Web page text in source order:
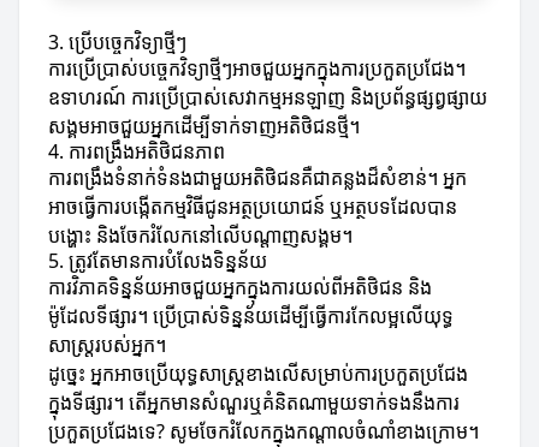
3. ប្រើបច្ចេកវិទ្យាថ្មីៗ
ការប្រើប្រាស់បច្ចេកវិទ្យាថ្មីៗអាចជួយអ្នកក្នុងការប្រកួតប្រជែង។
ឧទាហរណ៍ ការប្រើប្រាស់សេវាកម្មអនឡាញ និងប្រព័ន្ធផ្សព្វផ្សាយ
សង្គមអាចជួយអ្នកដើម្បីទាក់ទាញអតិថិជនថ្មី។
4. ការពង្រឹងអតិថិជនភាព
ការពង្រឹងទំនាក់ទំនងជាមួយអតិថិជនគឺជាគន្លងដ៏សំខាន់។ អ្នក
អាចធ្វើការបង្កើតកម្មវិធីជូនអត្ថប្រយោជន៍ ឬអត្ថបទដែលបាន
បង្ហោះ និងចែករំលែកនៅលើបណ្តាញសង្គម។
5. ត្រូវតែមានការបំលែងទិន្នន័យ
ការវិភាគទិន្នន័យអាចជួយអ្នកក្នុងការយល់ពីអតិថិជន និង
ម៉ូដែលទីផ្សារ។ ប្រើប្រាស់ទិន្នន័យដើម្បីធ្វើការកែលម្អលើយុទ្ធ
សាស្ត្ររបស់អ្នក។
ដូច្នេះ អ្នកអាចប្រើយុទ្ធសាស្ត្រខាងលើសម្រាប់ការប្រកួតប្រជែង
ក្នុងទីផ្សារ។ តើអ្នកមានសំណួរឬគំនិតណាមួយទាក់ទងនឹងការ
ប្រកួតប្រជែងទេ? សូមចែករំលែកក្នុងកណ្តាលចំណាំខាងក្រោម។